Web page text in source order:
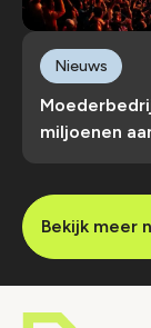
miljoenen
Nieuws
Bekijk meer